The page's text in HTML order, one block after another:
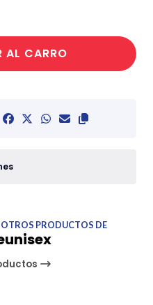
AL CARRO
OTROS PRODUCTOS DE